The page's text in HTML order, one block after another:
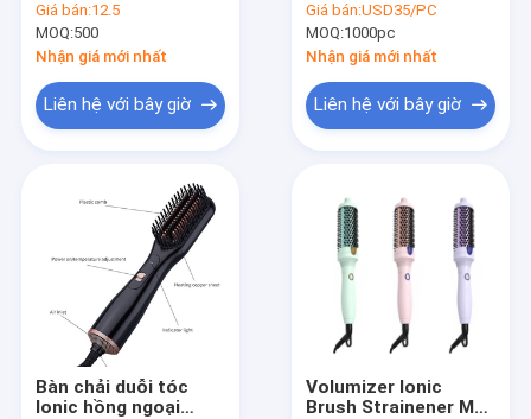
tóc ngắn
Giá bán:12.5
MOQ:500
Nhận giá mới nhất
Liên hệ với bây giờ
tạo kiểu 4 trong một
Giá bán:USD35/PC
MOQ:1000pc
Nhận giá mới nhất
Liên hệ với bây giờ
Bàn chải duỗi tóc
Ionic hồng ngoại
Volumizer Ionic
Brush Strainener Máy